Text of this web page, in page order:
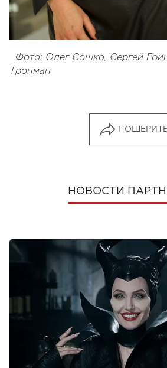
Фото: Олег Сошко, Сергей
Тропман
НОВОСТИ